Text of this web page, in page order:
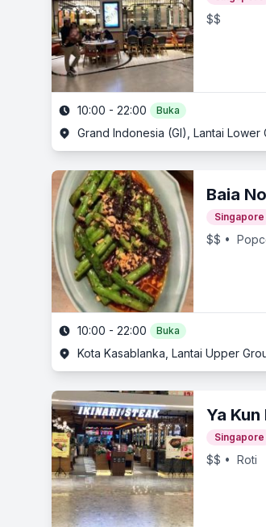
$$
10:00 - 22:00 Buka
Grand Indonesia (GI), Lantai
Baia
Singapore
$$ •
10:00 - 22:00 Buka
Kota Kasablanka, Lantai Upper
Ya
Singapore
$$ • Roti